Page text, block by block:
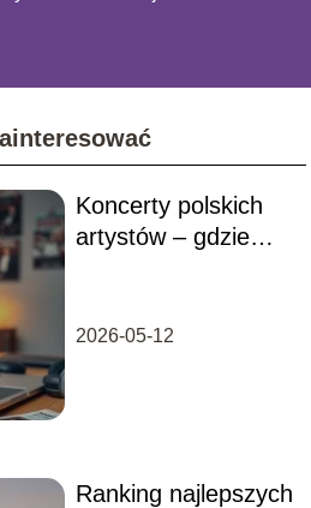
Koncerty polskich
artystów – gdzie
2026-05-12
Ranking najlepszych